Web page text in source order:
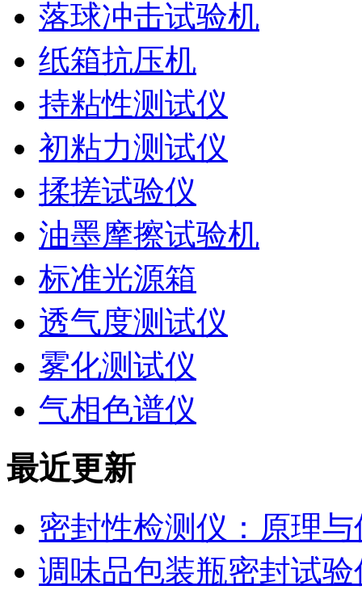
落球冲击试验机
纸箱抗压机
持粘性测试仪
初粘力测试仪
揉搓试验仪
油墨摩擦试验机
标准光源箱
透气度测试仪
雾化测试仪
气相色谱仪
最近更新
密封性检测仪：原理
调味品包装瓶密封试